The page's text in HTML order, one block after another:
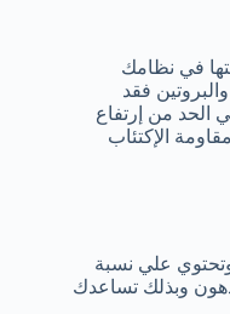
في نظامك
فقد
الحد من إرتفاع
الإكتئاب
وتحتوي علي نسبة
وبذلك تساعدك